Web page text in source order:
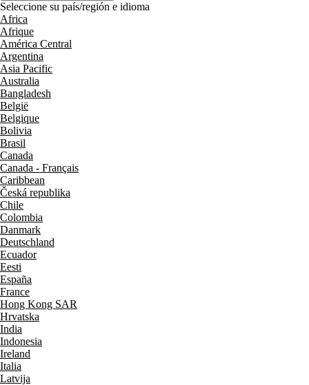
Seleccione su país/región e idioma
Africa
Afrique
América Central
Argentina
Asia Pacific
Australia
Bangladesh
België
Belgique
Bolivia
Brasil
Canada
Canada - Français
Caribbean
Česká republika
Chile
Colombia
Danmark
Deutschland
Ecuador
Eesti
España
France
Hong Kong SAR
Hrvatska
India
Indonesia
Ireland
Italia
Latvija